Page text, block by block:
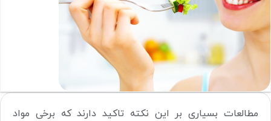
مطالعات بسیاری بر این نکته تاکید دارند که برخی مواد